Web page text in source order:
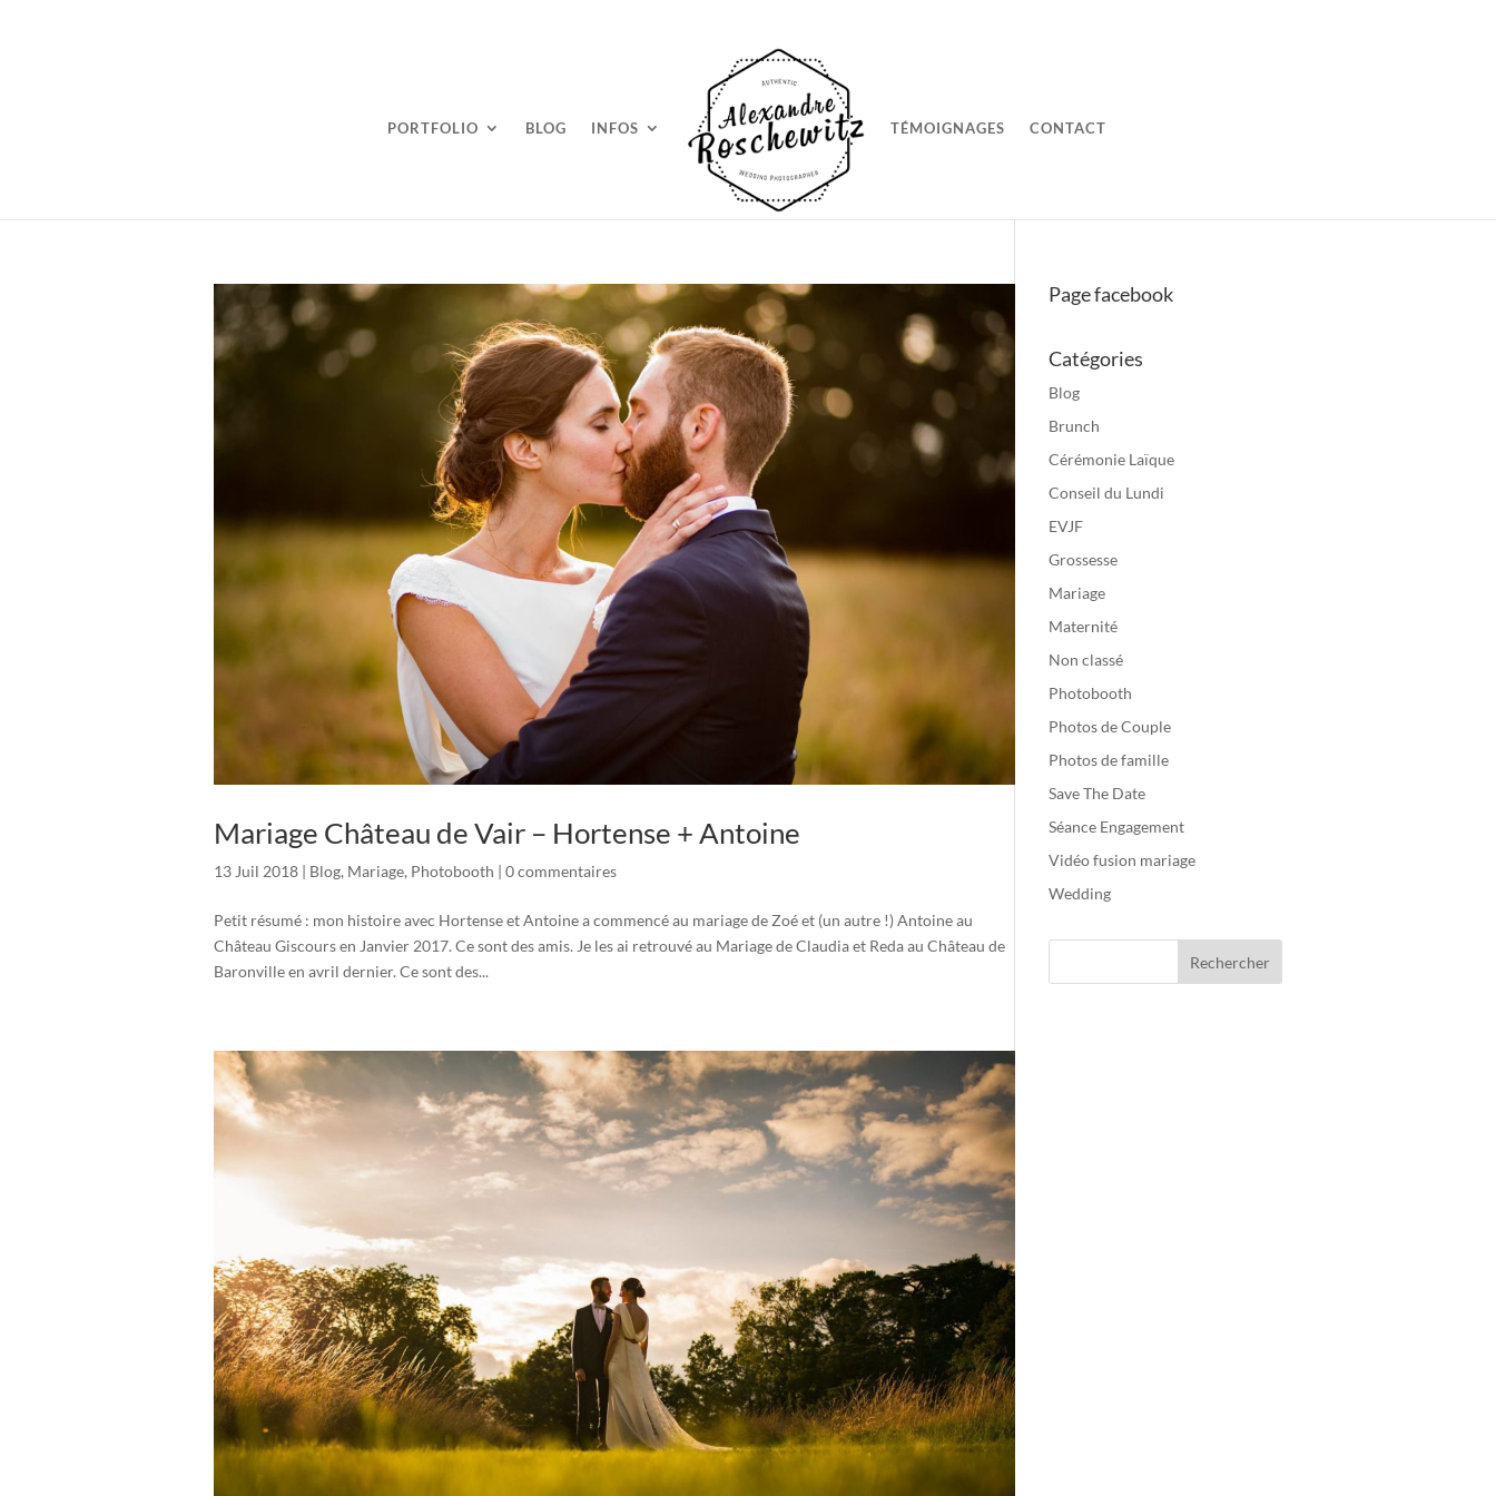
PORTFOLIO BLOG INFOS TÉMOIGNAGES CONTACT
Mariage Château de Vair – Hortense + Antoine
13 Juil 2018 | Blog, Mariage, Photobooth | 0 commentaires
Petit résumé : mon histoire avec Hortense et Antoine a commencé au mariage de Zoé et (un autre !) Antoine au
Château Giscours en Janvier 2017. Ce sont des amis. Je les ai retrouvé au Mariage de Claudia et Reda au Château de
Baronville en avril dernier. Ce sont des...
Page facebook
Catégories
Blog
Brunch
Cérémonie Laïque
Conseil du Lundi
EVJF
Grossesse
Mariage
Maternité
Non classé
Photobooth
Photos de Couple
Photos de famille
Save The Date
Séance Engagement
Vidéo fusion mariage
Wedding